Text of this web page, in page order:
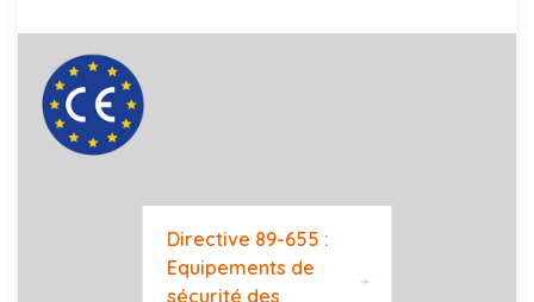
Directive 89-655 :
Equipements de
sécurité des